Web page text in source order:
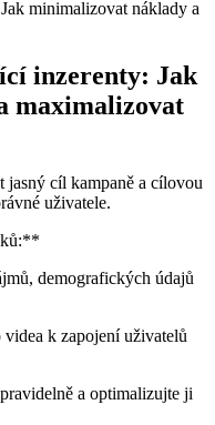
inzerenty: Jak
maximalizovat
jasný cíl kampaně a cílovou
uživatele.
demografických údajů
k zapojení uživatelů
a optimalizujte ji